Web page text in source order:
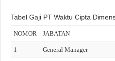
Tabel Gaji PT Waktu Cipta
NOMOR JABATAN
1 General Manager